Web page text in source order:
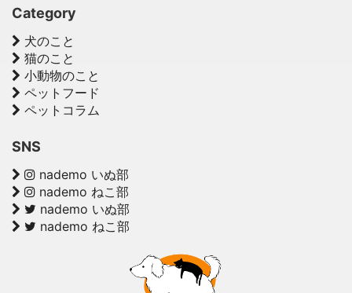
Category
犬のこと
猫のこと
小動物のこと
ペットフード
ペットコラム
SNS
nademo いぬ部
nademo ねこ部
nademo いぬ部
nademo ねこ部